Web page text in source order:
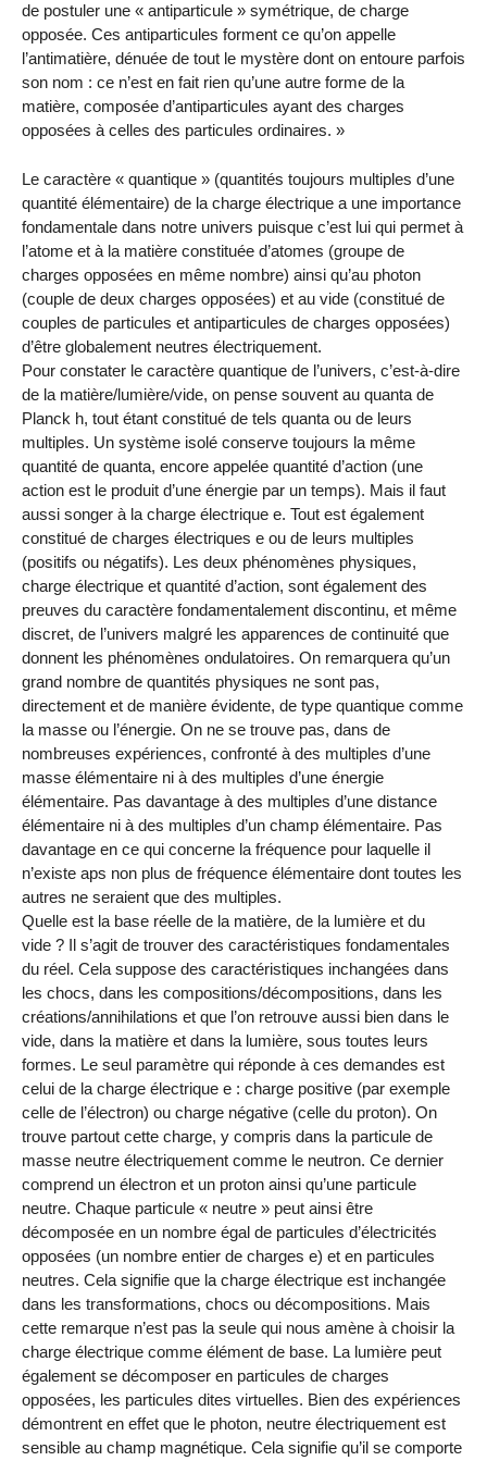
de postuler une « antiparticule » symétrique, de charge
opposée. Ces antiparticules forment ce qu’on appelle
l’antimatière, dénuée de tout le mystère dont on entoure parfois
son nom : ce n’est en fait rien qu’une autre forme de la
matière, composée d’antiparticules ayant des charges
opposées à celles des particules ordinaires. »
Le caractère « quantique » (quantités toujours multiples d’une
quantité élémentaire) de la charge électrique a une importance
fondamentale dans notre univers puisque c’est lui qui permet à
l’atome et à la matière constituée d’atomes (groupe de
charges opposées en même nombre) ainsi qu’au photon
(couple de deux charges opposées) et au vide (constitué de
couples de particules et antiparticules de charges opposées)
d’être globalement neutres électriquement.
Pour constater le caractère quantique de l’univers, c’est-à-dire
de la matière/lumière/vide, on pense souvent au quanta de
Planck h, tout étant constitué de tels quanta ou de leurs
multiples. Un système isolé conserve toujours la même
quantité de quanta, encore appelée quantité d’action (une
action est le produit d’une énergie par un temps). Mais il faut
aussi songer à la charge électrique e. Tout est également
constitué de charges électriques e ou de leurs multiples
(positifs ou négatifs). Les deux phénomènes physiques,
charge électrique et quantité d’action, sont également des
preuves du caractère fondamentalement discontinu, et même
discret, de l’univers malgré les apparences de continuité que
donnent les phénomènes ondulatoires. On remarquera qu’un
grand nombre de quantités physiques ne sont pas,
directement et de manière évidente, de type quantique comme
la masse ou l’énergie. On ne se trouve pas, dans de
nombreuses expériences, confronté à des multiples d’une
masse élémentaire ni à des multiples d’une énergie
élémentaire. Pas davantage à des multiples d’une distance
élémentaire ni à des multiples d’un champ élémentaire. Pas
davantage en ce qui concerne la fréquence pour laquelle il
n’existe aps non plus de fréquence élémentaire dont toutes les
autres ne seraient que des multiples.
Quelle est la base réelle de la matière, de la lumière et du
vide ? Il s’agit de trouver des caractéristiques fondamentales
du réel. Cela suppose des caractéristiques inchangées dans
les chocs, dans les compositions/décompositions, dans les
créations/annihilations et que l’on retrouve aussi bien dans le
vide, dans la matière et dans la lumière, sous toutes leurs
formes. Le seul paramètre qui réponde à ces demandes est
celui de la charge électrique e : charge positive (par exemple
celle de l’électron) ou charge négative (celle du proton). On
trouve partout cette charge, y compris dans la particule de
masse neutre électriquement comme le neutron. Ce dernier
comprend un électron et un proton ainsi qu’une particule
neutre. Chaque particule « neutre » peut ainsi être
décomposée en un nombre égal de particules d’électricités
opposées (un nombre entier de charges e) et en particules
neutres. Cela signifie que la charge électrique est inchangée
dans les transformations, chocs ou décompositions. Mais
cette remarque n’est pas la seule qui nous amène à choisir la
charge électrique comme élément de base. La lumière peut
également se décomposer en particules de charges
opposées, les particules dites virtuelles. Bien des expériences
démontrent en effet que le photon, neutre électriquement est
sensible au champ magnétique. Cela signifie qu’il se comporte